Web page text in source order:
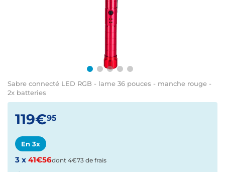
Sabre connecté LED RGB - lame 36 pouces - manche rouge -
2x batteries
119€95
En 3x
3 x 41€56dont 4€73 de frais